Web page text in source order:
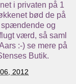
i privaten på 1
bød de på
spændende og
værd, så saml
:-) se mere på
Butik.
2012